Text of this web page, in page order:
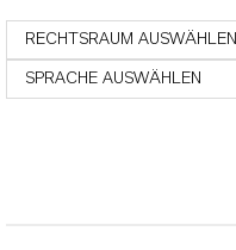
RECHTSRAUM AUSWÄHLEN
SPRACHE AUSWÄHLEN